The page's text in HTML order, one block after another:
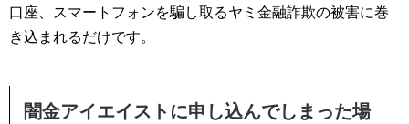
口座、スマートフォンを騙し取るヤミ金融詐欺の被害に巻
き込まれるだけです。
闇金アイエイストに申し込んでしまった場